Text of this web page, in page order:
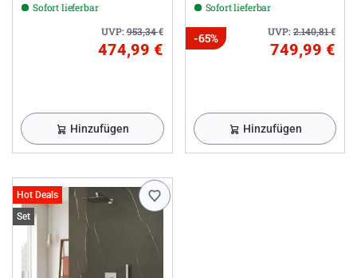
Sofort lieferbar
UVP:953,34€
474,99 €
Hinzufügen
Sofort lieferbar
UVP:2.140,81€
-65%
749,99 €
Hinzufügen
Hot Deals
Set